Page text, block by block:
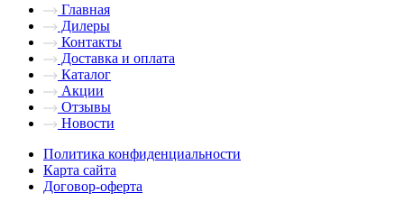
Главная
Дилеры
Контакты
Доставка и оплата
Каталог
Акции
Отзывы
Новости
Политика конфиденциальности
Карта сайта
Договор-оферта